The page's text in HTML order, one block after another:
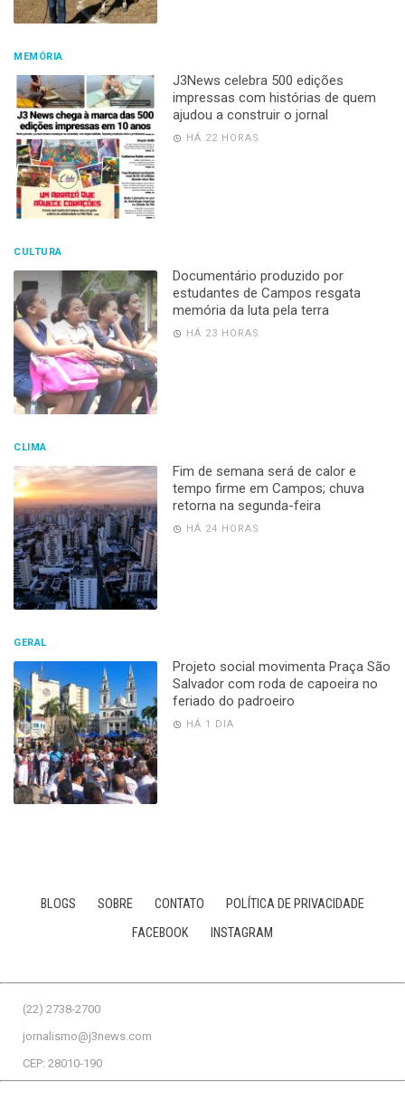
MEMÓRIA
J3News celebra 500 edições
impressas com histórias de quem
ajudou a construir o jornal
HÁ 22 HORAS
CULTURA
Documentário produzido por
estudantes de Campos resgata
memória da luta pela terra
HÁ 23 HORAS
CLIMA
Fim de semana será de calor e
tempo firme em Campos; chuva
retorna na segunda-feira
HÁ 24 HORAS
GERAL
Projeto social movimenta Praça São
Salvador com roda de capoeira no
feriado do padroeiro
HÁ 1 DIA
BLOGS SOBRE CONTATO
POLÍTICA DE PRIVACIDADE
FACEBOOK
INSTAGRAM
(22) 2738-2700
jornalismo@j3news.com
CEP: 28010-190